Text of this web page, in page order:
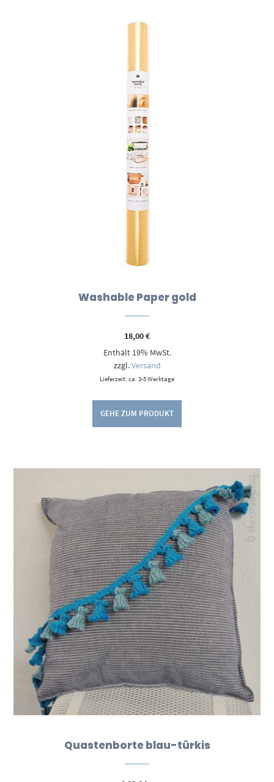
Washable Paper gold
18,00€
Enthält 19% MwSt.
zzgl.Versand
Lieferzeit: ca. 3-5 Werktage
GEHE ZUM PRODUKT
Quastenborte blau-türkis